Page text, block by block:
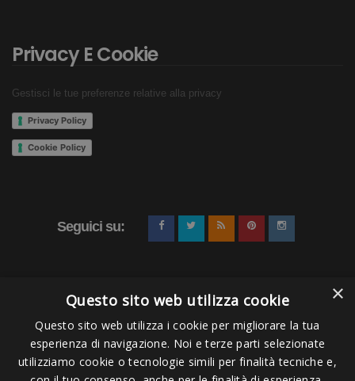
Privacy E Cookie
Gestisci le tue preferenze relative alla privacy
Privacy Policy
Cookie Policy
Seguici su:
Pagamenti Accettati
×
Questo sito web utilizza cookie
Questo sito web utilizza i cookie per migliorare la tua
esperienza di navigazione. Noi e terze parti selezionate
utilizziamo cookie o tecnologie simili per finalità tecniche e,